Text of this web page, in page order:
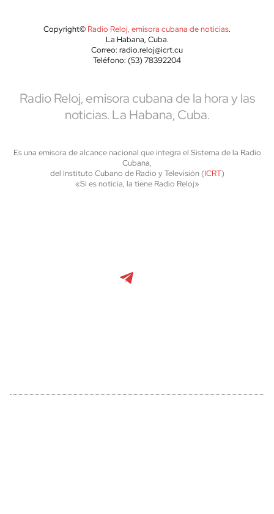
Copyright© Radio Reloj, emisora cubana de noticias.
La Habana, Cuba.
Correo: radio.reloj@icrt.cu
Teléfono: (53) 78392204
Radio Reloj, emisora cubana de la hora y las
noticias. La Habana, Cuba.
Es una emisora de alcance nacional que integra el Sistema de la Radio
Cubana,
del Instituto Cubano de Radio y Televisión (ICRT)
«Si es noticia, la tiene Radio Reloj»